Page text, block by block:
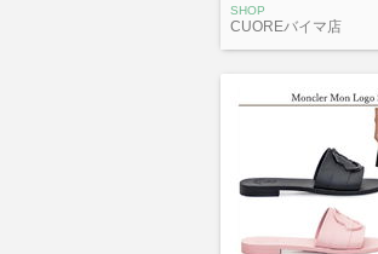
SHOP
CUOREバイマ店